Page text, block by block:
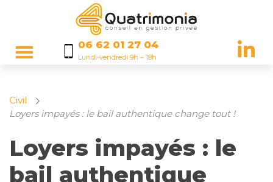
06 62 01 27 04
Lundi-vendredi 9h – 18h
Civil
Loyers impayés : le bail authentique change tout !
Loyers impayés : le
bail authentique